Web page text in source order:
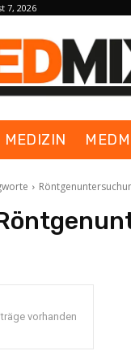
7, 2026
MEDIZIN
vorhanden